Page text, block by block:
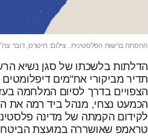
ההסתה ברשות הפלסטינית . צילום: רויטרס, דובר
הדלתות בלשכתו של סגן נשיא
תדיר מביקורי אח"מים
הצפויים בדרך לסיום המלחמה
הכמעט נצחי, מנהל ביד רמה את
לקידום הקמתה של מדינה
טראמפ שאושררה במועצת